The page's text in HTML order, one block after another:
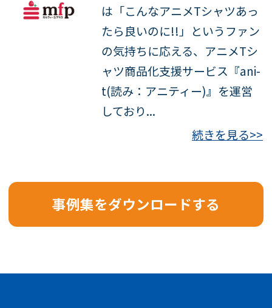
は「こんなアニメTシャツあっ
たら良いのに!!」というファン
の気持ちに応える、アニメTシ
ャツ商品化支援サービス『ani-
t(読み：アニティー)』を運営
しており...
続きを見る>>
事例集をダウンロードする